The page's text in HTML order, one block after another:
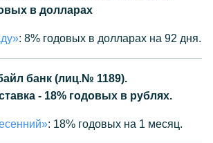
в долларах
: 8% годовых в долларах на 92 дня.
банк (лиц.№ 1189).
- 18% годовых в рублях.
: 18% годовых на 1 месяц.